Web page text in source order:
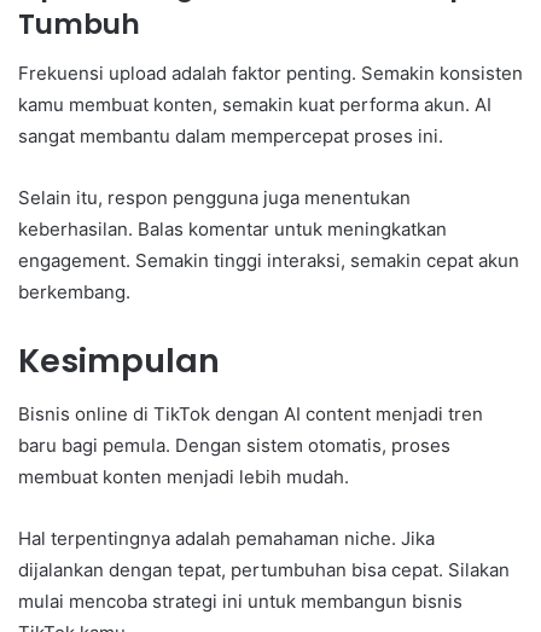
Tumbuh
Frekuensi upload adalah faktor penting. Semakin konsisten
kamu membuat konten, semakin kuat performa akun. AI
sangat membantu dalam mempercepat proses ini.
Selain itu, respon pengguna juga menentukan
keberhasilan. Balas komentar untuk meningkatkan
engagement. Semakin tinggi interaksi, semakin cepat akun
berkembang.
Kesimpulan
Bisnis online di TikTok dengan AI content menjadi tren
baru bagi pemula. Dengan sistem otomatis, proses
membuat konten menjadi lebih mudah.
Hal terpentingnya adalah pemahaman niche. Jika
dijalankan dengan tepat, pertumbuhan bisa cepat. Silakan
mulai mencoba strategi ini untuk membangun bisnis